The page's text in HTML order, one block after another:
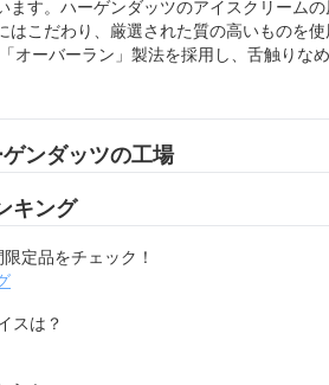
ます。ハーゲンダッツのアイスクリーム
はこだわり、厳選された質の高いものを
オーバーラン」製法を採用し、舌触りな
ンダッツの工場
キング
定品をチェック！
スは？